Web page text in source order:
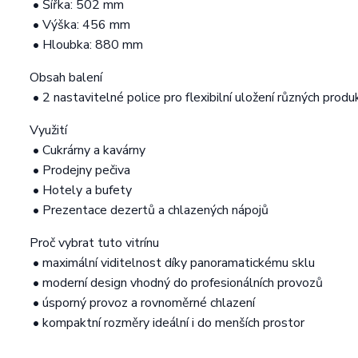
• Šířka: 502 mm
• Výška: 456 mm
• Hloubka: 880 mm
Obsah balení
• 2 nastavitelné police pro flexibilní uložení různých
Využití
• Cukrárny a kavárny
• Prodejny pečiva
• Hotely a bufety
• Prezentace dezertů a chlazených nápojů
Proč vybrat tuto vitrínu
• maximální viditelnost díky panoramatickému sklu
• moderní design vhodný do profesionálních provozů
• úsporný provoz a rovnoměrné chlazení
• kompaktní rozměry ideální i do menších prostor